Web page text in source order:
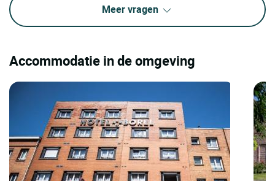
Meer vragen
Accommodatie in de omgeving